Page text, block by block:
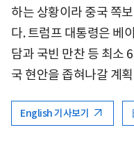
하는 상황이라 중국 쪽
다. 트럼프 대통령은 베
담과 국빈 만찬 등 최소
국 현안을 좁혀나갈 계
English 기사보기